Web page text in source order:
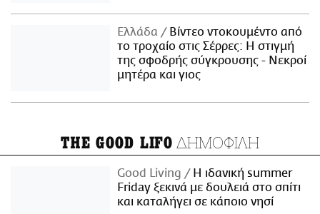
Ελλάδα
Βίντεο ντοκουμέντο από
το τροχαίο στις Σέρρες: Η στιγμή
της σφοδρής σύγκρουσης - Νεκροί
μητέρα και γιος
THE GOOD LIFO ΔΗΜΟΦΙΛΗ
Good Living
Η ιδανική summer
Friday ξεκινά με δουλειά στο σπίτι
και καταλήγει σε κάποιο νησί